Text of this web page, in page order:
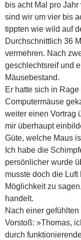
bis acht Mal pro
sind wir um vier bis
tippten wie wild auf
Durchschnittlich 36
vermehren. Nach
geschlechtsreif und
Mäusebestand.
Er hatte sich in
Computermäuse
weiter einen Vortrag
mir überhaupt
Güte, welche Maus
Ich habe die
persönlicher wurde
musste doch die
Möglichkeit zu
handelt.
Nach einer
Vorstoß: »Thomas,
durch